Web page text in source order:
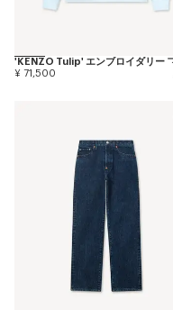
¥ 71,500